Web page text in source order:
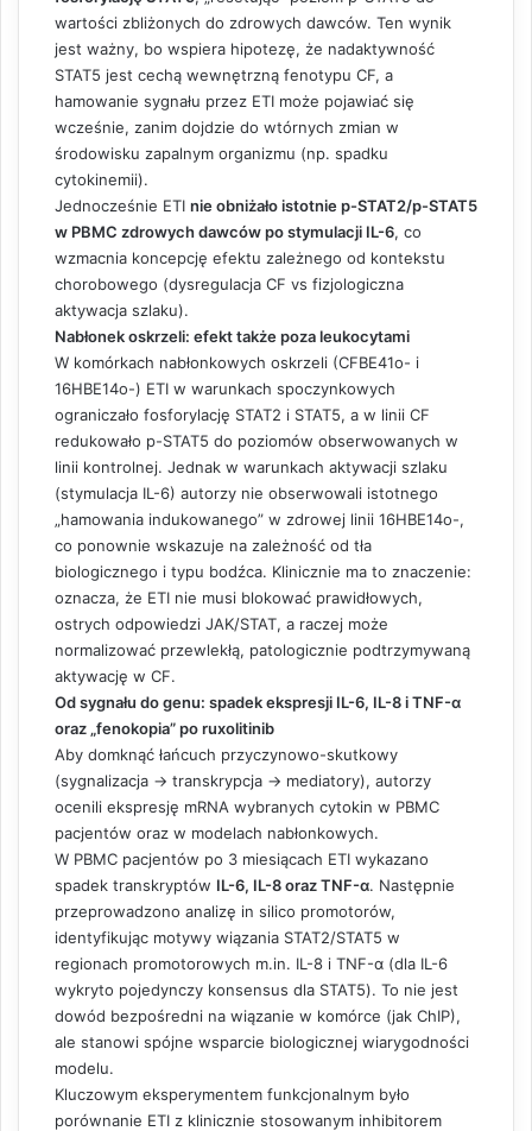
wartości zbliżonych do zdrowych dawców. Ten wynik
jest ważny, bo wspiera hipotezę, że nadaktywność
STAT5 jest cechą wewnętrzną fenotypu CF, a
hamowanie sygnału przez ETI może pojawiać się
wcześnie, zanim dojdzie do wtórnych zmian w
środowisku zapalnym organizmu (np. spadku
cytokinemii).
Jednocześnie ETI nie obniżało istotnie p-STAT2/p-STAT5
w PBMC zdrowych dawców po stymulacji IL-6, co
wzmacnia koncepcję efektu zależnego od kontekstu
chorobowego (dysregulacja CF vs fizjologiczna
aktywacja szlaku).
Nabłonek oskrzeli: efekt także poza leukocytami
W komórkach nabłonkowych oskrzeli (CFBE41o- i
16HBE14o-) ETI w warunkach spoczynkowych
ograniczało fosforylację STAT2 i STAT5, a w linii CF
redukowało p-STAT5 do poziomów obserwowanych w
linii kontrolnej. Jednak w warunkach aktywacji szlaku
(stymulacja IL-6) autorzy nie obserwowali istotnego
„hamowania indukowanego” w zdrowej linii 16HBE14o-,
co ponownie wskazuje na zależność od tła
biologicznego i typu bodźca. Klinicznie ma to znaczenie:
oznacza, że ETI nie musi blokować prawidłowych,
ostrych odpowiedzi JAK/STAT, a raczej może
normalizować przewlekłą, patologicznie podtrzymywaną
aktywację w CF.
Od sygnału do genu: spadek ekspresji IL-6, IL-8 i TNF-α
oraz „fenokopia” po ruxolitinib
Aby domknąć łańcuch przyczynowo-skutkowy
(sygnalizacja → transkrypcja → mediatory), autorzy
ocenili ekspresję mRNA wybranych cytokin w PBMC
pacjentów oraz w modelach nabłonkowych.
W PBMC pacjentów po 3 miesiącach ETI wykazano
spadek transkryptów IL-6, IL-8 oraz TNF-α. Następnie
przeprowadzono analizę in silico promotorów,
identyfikując motywy wiązania STAT2/STAT5 w
regionach promotorowych m.in. IL-8 i TNF-α (dla IL-6
wykryto pojedynczy konsensus dla STAT5). To nie jest
dowód bezpośredni na wiązanie w komórce (jak ChIP),
ale stanowi spójne wsparcie biologicznej wiarygodności
modelu.
Kluczowym eksperymentem funkcjonalnym było
porównanie ETI z klinicznie stosowanym inhibitorem